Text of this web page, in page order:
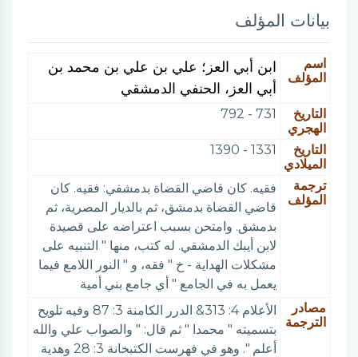
بيانات المؤلف
اسم
المؤلف
ابن أبي العز؛ علي بن علي بن محمد بن
أبي العز، الحنفي الدمشقي
التاريخ
الهجري
731 - 792
التاريخ
الميلادي
1331 - 1390
ترجمة
المؤلف
فقيه. كان قاضي القضاة بدمشقي: فقيه. كان
قاضي القضاة بدمشق، ثم بالديار المصرية، ثم
بدمشق. وامتحن بسبب اعتراضه على قصيدة
لابن أيبك الدمشقي. له كتب، منها " التنبيه على
مشكلات الهداية - خ " فقه، و " النور اللامع فيما
يعمل به في الجامع " أي جامع بني أمية
مصادر
الترجمة
الأعلام 4: 313& الدرر الكامنة 3: 87 وفيه تلويح
بتسميته " محمدا " ثم قال: " والصواب علي والله
أعلم ". وهو في فهرست الكتبخانة 3: 28 وهدية